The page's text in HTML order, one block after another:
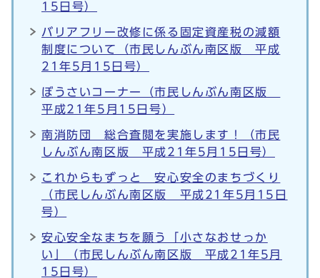
15日号）
バリアフリー改修に係る固定資産税の減額
制度について（市民しんぶん南区版 平成
21年5月15日号）
ぼうさいコーナー（市民しんぶん南区版
平成21年5月15日号）
南消防団 総合査閲を実施します！（市民
しんぶん南区版 平成21年5月15日号）
これからもずっと 安心安全のまちづくり
（市民しんぶん南区版 平成21年5月15日
号）
安心安全なまちを願う「小さなおせっか
い」（市民しんぶん南区版 平成21年5月
15日号）